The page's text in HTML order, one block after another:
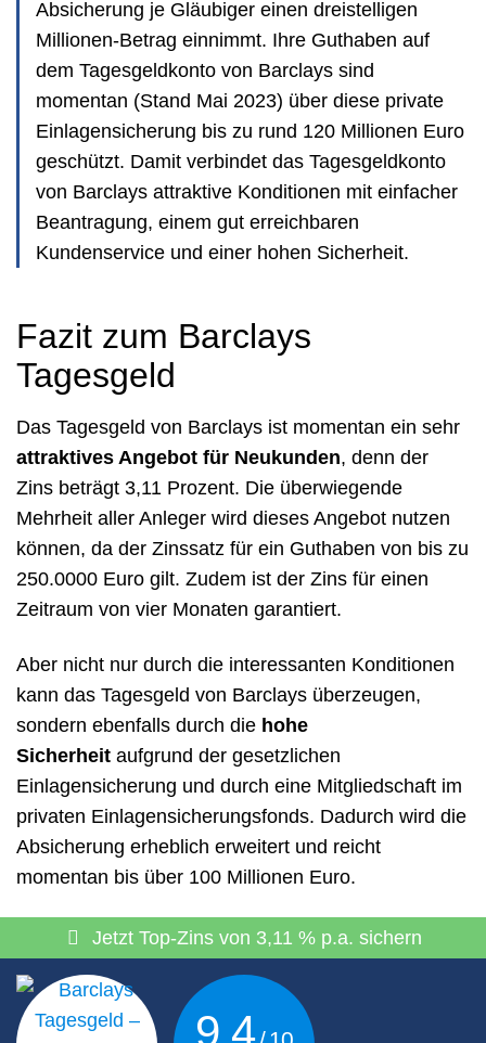
Absicherung je Gläubiger einen dreistelligen
Millionen-Betrag einnimmt. Ihre Guthaben auf
dem Tagesgeldkonto von Barclays sind
momentan (Stand Mai 2023) über diese private
Einlagensicherung bis zu rund 120 Millionen Euro
geschützt. Damit verbindet das Tagesgeldkonto
von Barclays attraktive Konditionen mit einfacher
Beantragung, einem gut erreichbaren
Kundenservice und einer hohen Sicherheit.
Fazit zum Barclays
Tagesgeld
Das Tagesgeld von Barclays ist momentan ein sehr
attraktives Angebot für Neukunden, denn der
Zins beträgt 3,11 Prozent. Die überwiegende
Mehrheit aller Anleger wird dieses Angebot nutzen
können, da der Zinssatz für ein Guthaben von bis zu
250.0000 Euro gilt. Zudem ist der Zins für einen
Zeitraum von vier Monaten garantiert.
Aber nicht nur durch die interessanten Konditionen
kann das Tagesgeld von Barclays überzeugen,
sondern ebenfalls durch die hohe
Sicherheit aufgrund der gesetzlichen
Einlagensicherung und durch eine Mitgliedschaft im
privaten Einlagensicherungsfonds. Dadurch wird die
Absicherung erheblich erweitert und reicht
momentan bis über 100 Millionen Euro.
Jetzt Top-Zins von 3,11 % p.a. sichern
9,4